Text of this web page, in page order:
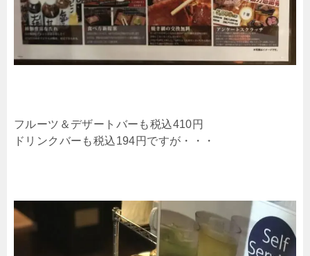
フルーツ＆デザートバーも税込410円
ドリンクバーも税込194円ですが・・・